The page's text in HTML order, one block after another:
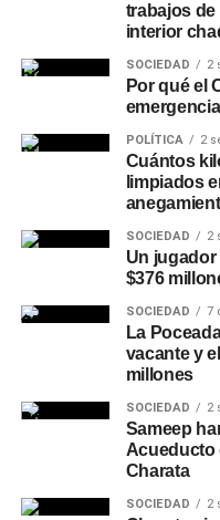
trabajos de
interior
SOCIEDAD 2
Por qué el
POLÍTICA 2
Cuántos
limpiados
SOCIEDAD 2
Un jugador
$376
SOCIEDAD 7
La
vacante y
millones
SOCIEDAD 2
Sameep
Acueducto
Charata
SOCIEDAD 2